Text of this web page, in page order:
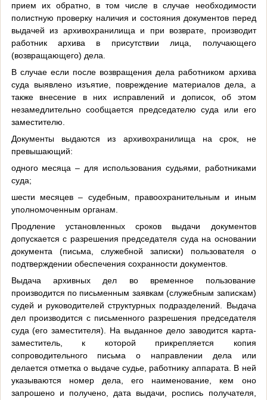
прием их обратно, в том числе в случае необходимости
полистную проверку наличия и состояния документов перед
выдачей из архивохранилища и при возврате, производит
работник архива в присутствии лица, получающего
(возвращающего) дела.
В случае если после возвращения дела работником архива
суда выявлено изъятие, повреждение материалов дела, а
также внесение в них исправлений и дописок, об этом
незамедлительно сообщается председателю суда или его
заместителю.
Документы выдаются из архивохранилища на срок, не
превышающий:
одного месяца – для использования судьями, работниками
суда;
шести месяцев – судебным, правоохранительным и иным
уполномоченным органам.
Продление установленных сроков выдачи документов
допускается с разрешения председателя суда на основании
документа (письма, служебной записки) пользователя о
подтверждении обеспечения сохранности документов.
Выдача архивных дел во временное пользование
производится по письменным заявкам (служебным запискам)
судей и руководителей структурных подразделений. Выдача
дел производится с письменного разрешения председателя
суда (его заместителя). На выданное дело заводится карта-
заместитель, к которой прикрепляется копия
сопроводительного письма о направлении дела или
делается отметка о выдаче судье, работнику аппарата. В ней
указываются номер дела, его наименование, кем оно
запрошено и получено, дата выдачи, роспись получателя,